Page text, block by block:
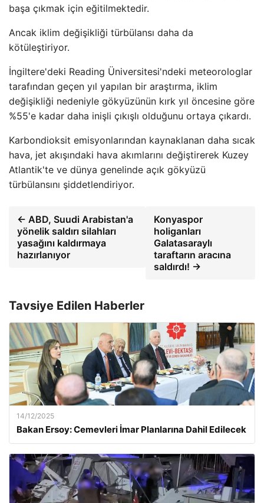
başa çıkmak için eğitilmektedir.
Ancak iklim değişikliği türbülansı daha da
kötüleştiriyor.
İngiltere'deki Reading Üniversitesi'ndeki meteorologlar
tarafından geçen yıl yapılan bir araştırma, iklim
değişikliği nedeniyle gökyüzünün kırk yıl öncesine göre
%55'e kadar daha inişli çıkışlı olduğunu ortaya çıkardı.
Karbondioksit emisyonlarından kaynaklanan daha sıcak
hava, jet akışındaki hava akımlarını değiştirerek Kuzey
Atlantik'te ve dünya genelinde açık gökyüzü
türbülansını şiddetlendiriyor.
← ABD, Suudi Arabistan'a
yönelik saldırı silahları
yasağını kaldırmaya
hazırlanıyor
Konyaspor
holiganları
Galatasaraylı
taraftarın aracına
saldırdı! →
Tavsiye Edilen Haberler
14/12/2025
Bakan Ersoy: Cemevleri İmar Planlarına Dahil Edilecek